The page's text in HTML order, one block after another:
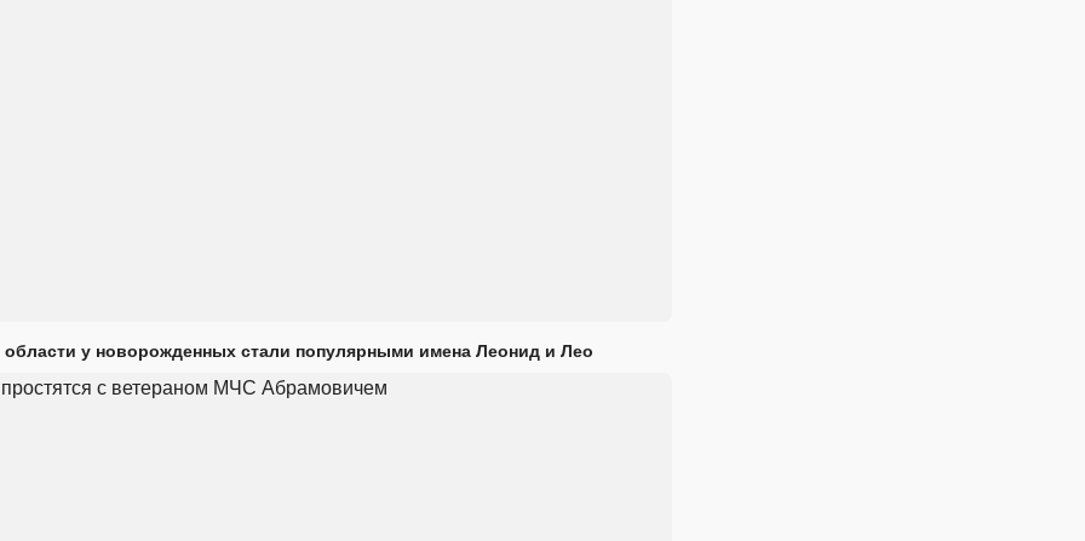
области у новорожденных стали популярными имена Леонид и Лео